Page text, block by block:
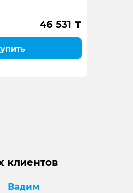
46 531 ₸
клиентов
Вадим